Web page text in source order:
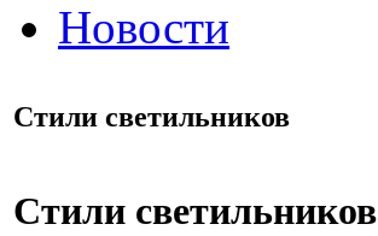
Новости
Стили светильников
Стили светильников